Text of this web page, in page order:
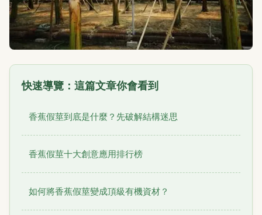
快速導覽：這篇文章你會看到
香蕉假莖到底是什麼？先破解結構迷思
香蕉假莖十大創意應用排行榜
如何將香蕉假莖變成頂級有機資材？